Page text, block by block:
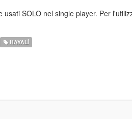
SOLO nel single player. Per
HAYALI